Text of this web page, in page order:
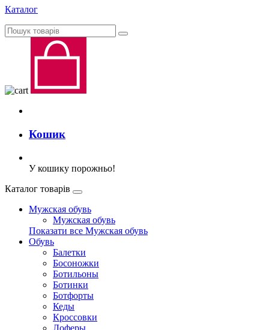
Каталог
Кошик
У кошику порожньо!
Каталог товарів
Мужская обувь
Мужская обувь
Показати все Мужская обувь
Обувь
Балетки
Босоножки
Ботильоны
Ботинки
Ботфорты
Кеды
Кроссовки
Лоферы